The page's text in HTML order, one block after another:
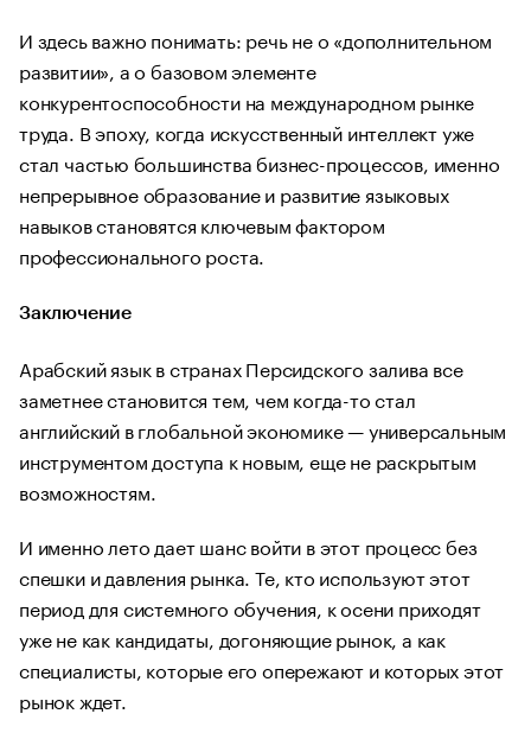
И здесь важно понимать: речь не о «дополнительном
развитии», а о базовом элементе
конкурентоспособности на международном рынке
труда. В эпоху, когда искусственный интеллект уже
стал частью большинства бизнес-процессов, именно
непрерывное образование и развитие языковых
навыков становятся ключевым фактором
профессионального роста.
Заключение
Арабский язык в странах Персидского залива все
заметнее становится тем, чем когда-то стал
английский в глобальной экономике — универсальным
инструментом доступа к новым, еще не раскрытым
возможностям.
И именно лето дает шанс войти в этот процесс без
спешки и давления рынка. Те, кто используют этот
период для системного обучения, к осени приходят
уже не как кандидаты, догоняющие рынок, а как
специалисты, которые его опережают и которых этот
рынок ждет.